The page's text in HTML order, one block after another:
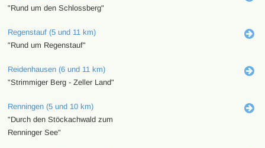
"Rund um den Schlossberg"
Regenstauf (5 und 11 km)
"Rund um Regenstauf"
Reidenhausen (6 und 11 km)
"Strimmiger Berg - Zeller Land"
Renningen (5 und 10 km)
"Durch den Stöckachwald zum
Renninger See"